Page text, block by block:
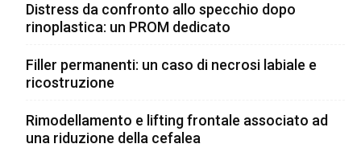
Distress da confronto allo specchio dopo
rinoplastica: un PROM dedicato
Filler permanenti: un caso di necrosi labiale e
ricostruzione
Rimodellamento e lifting frontale associato ad
una riduzione della cefalea